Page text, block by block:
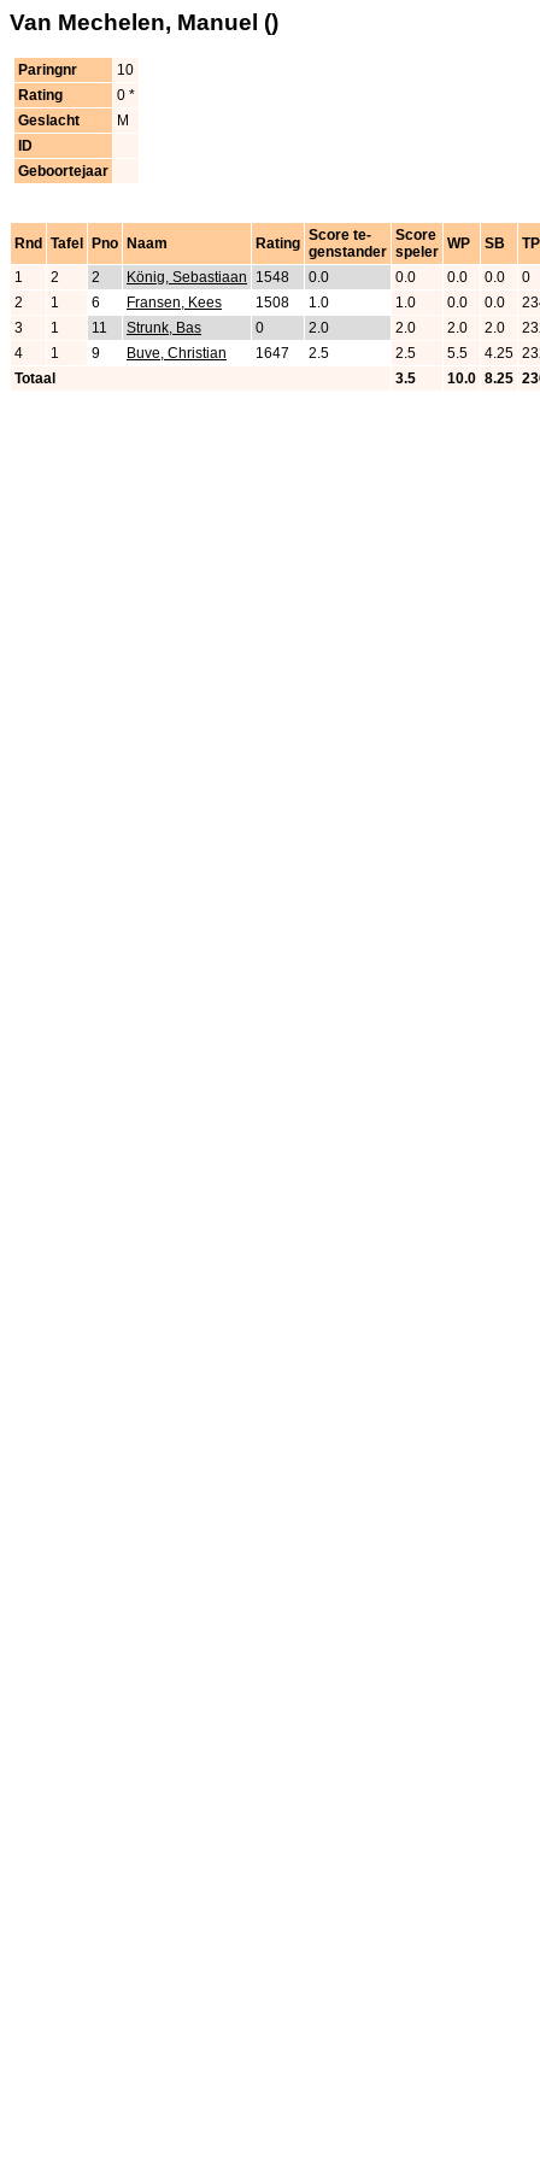
Van Mechelen, Manuel ()
Paringnr
10
Rating
0 *
Geslacht
M
ID
Geboortejaar
Rnd Tafel Pno Naam Rating Score te-
genstander
Score
speler WP SB
1
2 2 König, Sebastiaan 1548 0.0 0.0 0.0 0.0
0
2
1 6 Fransen, Kees 1508 1.0 1.0 0.0 0.0
3
1 11 Strunk, Bas 0 2.0 2.0 2.0 2.0
4
1 9 Buve, Christian 1647 2.5 2.5 5.5 4.25
Totaal
3.5 10.0 8.25